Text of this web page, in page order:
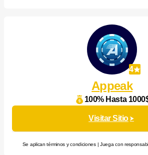
4
Appeak
100% Hasta
Visitar Sitio
Se aplican términos y condiciones | Juega con